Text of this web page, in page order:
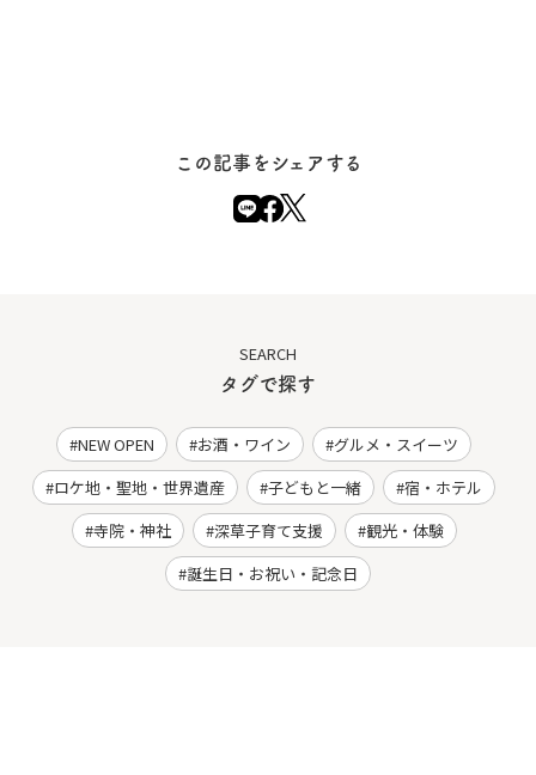
この記事をシェアする
SEARCH
タグで探す
NEW OPEN お酒・ワイン
グルメ・スイーツ
ロケ地・聖地・世界遺産
子どもと一緒
宿・ホテル
寺院・神社
深草子育て支援
観光・体験
誕生日・お祝い・記念日